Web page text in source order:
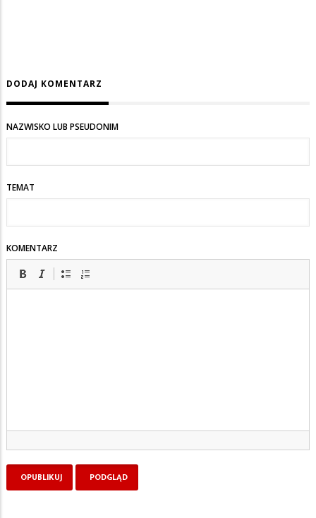
DODAJ KOMENTARZ
NAZWISKO LUB PSEUDONIM
TEMAT
KOMENTARZ